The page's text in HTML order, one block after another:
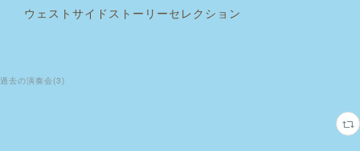
ウェストサイドストーリーセレクション
過去の演奏会 (3)